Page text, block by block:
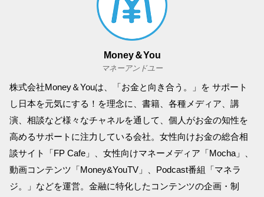
Money＆You
マネーアンドユー
株式会社Money＆Youは、「お金と向き合う。」を サポート
し日本を元気にする！を理念に、書籍、各種メディア、講
演、相談など様々なチャネルを通して、個人がお金の知性を
高めるサポートに注力している会社。女性向けお金の総合相
談サイト「FP Cafe」、女性向けマネーメディア「Mocha」、
動画コンテンツ「Money&YouTV」、Podcast番組「マネラ
ジ。」などを運営。金融に特化したコンテンツの企画・制